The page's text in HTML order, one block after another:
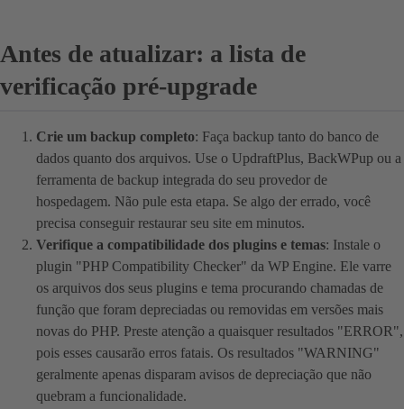
Antes de atualizar: a lista de
verificação pré-upgrade
Crie um backup completo: Faça backup tanto do banco de
dados quanto dos arquivos. Use o UpdraftPlus, BackWPup ou a
ferramenta de backup integrada do seu provedor de
hospedagem. Não pule esta etapa. Se algo der errado, você
precisa conseguir restaurar seu site em minutos.
Verifique a compatibilidade dos plugins e temas: Instale o
plugin "PHP Compatibility Checker" da WP Engine. Ele varre
os arquivos dos seus plugins e tema procurando chamadas de
função que foram depreciadas ou removidas em versões mais
novas do PHP. Preste atenção a quaisquer resultados "ERROR",
pois esses causarão erros fatais. Os resultados "WARNING"
geralmente apenas disparam avisos de depreciação que não
quebram a funcionalidade.